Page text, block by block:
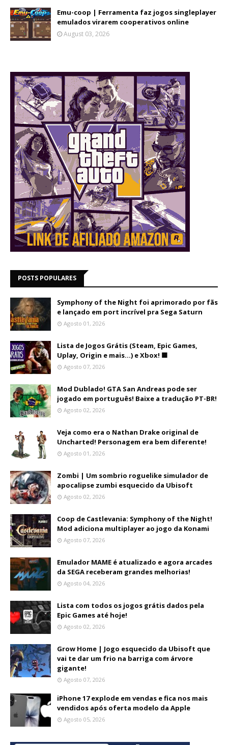
Emu-coop | Ferramenta faz jogos singleplayer
emulados virarem cooperativos online
August 03, 2026
POSTS POPULARES
Symphony of the Night foi aprimorado por fãs
e lançado em port incrível pra Sega Saturn
Agosto 01, 2026
Lista de Jogos Grátis (Steam, Epic Games,
Uplay, Origin e mais...) e Xbox! 🟩
Agosto 07, 2026
Mod Dublado! GTA San Andreas pode ser
jogado em português! Baixe a tradução PT-BR!
Agosto 02, 2026
Veja como era o Nathan Drake original de
Uncharted! Personagem era bem diferente!
Agosto 01, 2026
Zombi | Um sombrio roguelike simulador de
apocalipse zumbi esquecido da Ubisoft
Agosto 02, 2026
Coop de Castlevania: Symphony of the Night!
Mod adiciona multiplayer ao jogo da Konami
Agosto 07, 2026
Emulador MAME é atualizado e agora arcades
da SEGA receberam grandes melhorias!
Agosto 04, 2026
Lista com todos os jogos grátis dados pela
Epic Games até hoje!
Agosto 02, 2026
Grow Home | Jogo esquecido da Ubisoft que
vai te dar um frio na barriga com árvore
gigante!
Agosto 07, 2026
iPhone 17 explode em vendas e fica nos mais
vendidos após oferta modelo da Apple
Agosto 05, 2026